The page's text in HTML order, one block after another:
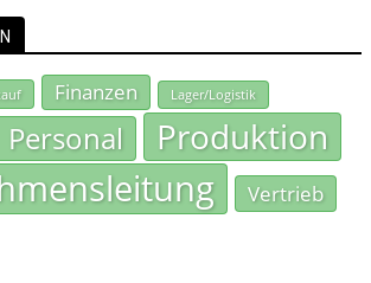
Finanzen Lager/Logistik
Personal Produktion
Vertrieb